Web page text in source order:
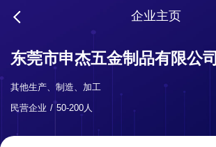
企业主页
东莞市申杰五金制品有限公司
其他生产、制造、加工
民营企业
50-200人